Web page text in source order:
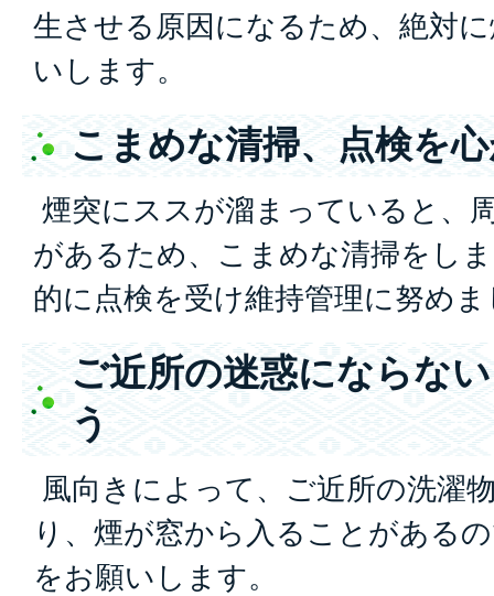
生させる原因になるため、絶対
いします。
こまめな清掃、点検を
煙突にススが溜まっていると、
があるため、こまめな清掃をし
的に点検を受け維持管理に努め
ご近所の迷惑にならな
う
風向きによって、ご近所の洗濯
り、煙が窓から入ることがある
をお願いします。